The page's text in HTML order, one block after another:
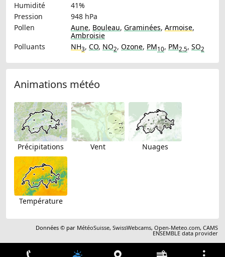
Humidité
41%
Pression
948 hPa
Pollen
Aune, Bouleau, Graminées, Armoise,
Ambroisie
Polluants
NH3, CO, NO2, Ozone, PM10, PM2.5, SO2
Animations météo
Précipitations Vent Nuages
Température
Données © par MétéoSuisse,SwissWebcams,Open-Meteo.com,CAMS
ENSEMBLE data provider